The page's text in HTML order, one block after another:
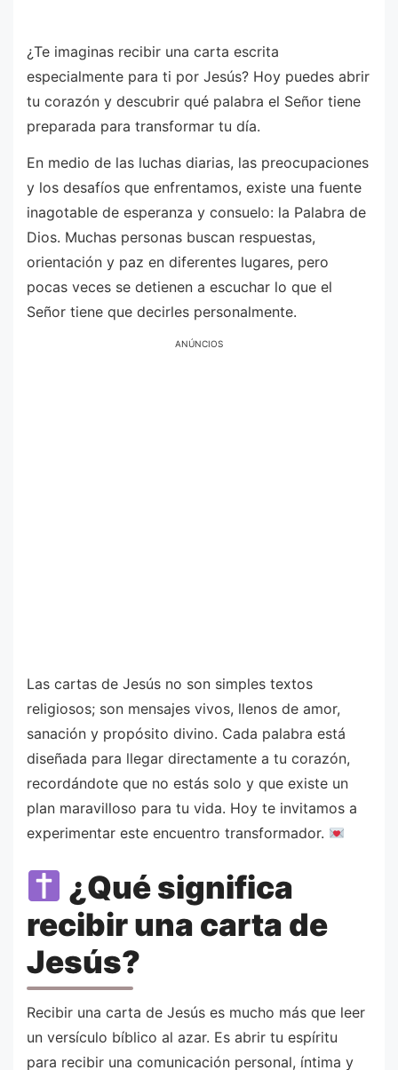
¿Te imaginas recibir una carta escrita
especialmente para ti por Jesús? Hoy puedes abrir
tu corazón y descubrir qué palabra el Señor tiene
preparada para transformar tu día.
En medio de las luchas diarias, las preocupaciones
y los desafíos que enfrentamos, existe una fuente
inagotable de esperanza y consuelo: la Palabra de
Dios. Muchas personas buscan respuestas,
orientación y paz en diferentes lugares, pero
pocas veces se detienen a escuchar lo que el
Señor tiene que decirles personalmente.
ANÚNCIOS
Las cartas de Jesús no son simples textos
religiosos; son mensajes vivos, llenos de amor,
sanación y propósito divino. Cada palabra está
diseñada para llegar directamente a tu corazón,
recordándote que no estás solo y que existe un
plan maravilloso para tu vida. Hoy te invitamos a
experimentar este encuentro transformador.
¿Qué significa
recibir una carta de
Jesús?
Recibir una carta de Jesús es mucho más que leer
un versículo bíblico al azar. Es abrir tu espíritu
para recibir una comunicación personal, íntima y